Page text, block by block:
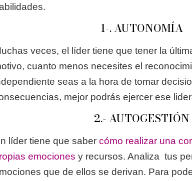
1-. AUTONOMÍA
veces, el líder tiene que tener la
cuanto menos necesites el
seas a la hora de tomar
mejor podrás ejercer ese
2.- AUTOGESTIÓN
líder tiene que saber cómo realizar una
emociones y recursos. Analiza tus
que de ellos se derivan. Para